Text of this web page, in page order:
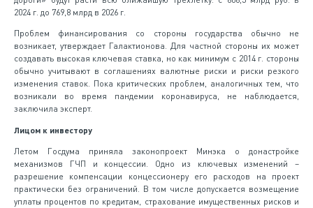
2024 г. до 769,8 млрд в 2026 г.
Проблем финансирования со стороны государства обычно не
возникает, утверждает Галактионова. Для частной стороны их может
создавать высокая ключевая ставка, но как минимум с 2014 г. стороны
обычно учитывают в соглашениях валютные риски и риски резкого
изменения ставок. Пока критических проблем, аналогичных тем, что
возникали во время пандемии коронавируса, не наблюдается,
заключила эксперт.
Лицом к инвестору
Летом Госдума приняла законопроект Минэка о донастройке
механизмов ГЧП и концессии. Одно из ключевых изменений –
разрешение компенсации концессионеру его расходов на проект
практически без ограничений. В том числе допускается возмещение
уплаты процентов по кредитам, страхование имущественных рисков и